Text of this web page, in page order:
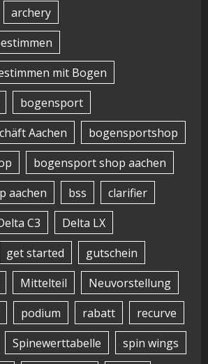
archery
mit Bogen
bogensport
Aachen
bogensportshop
bogensport shop aachen
aachen
bss
clarifier
C3
Delta LX
get started
gutschein
Mittelteil
Neuvorstellung
podium rabatt
recurve
Spinewerttabelle
spin wings